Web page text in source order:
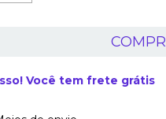
Você tem frete grátis